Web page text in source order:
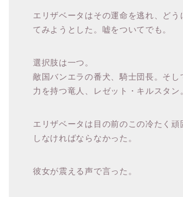
エリザベータはその運命を逃れ、どう
てみようとした。嘘をついてでも。
選択肢は一つ。
敵国バンエラの番犬、騎士団長。そし
力を持つ竜人、レゼット・キルスタン
エリザベータは目の前のこの冷たく頑
しなければならなかった。
彼女が震える声で言った。